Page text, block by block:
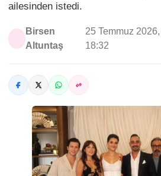
ailesinden istedi.
Birsen
Altuntaş
25 Temmuz
18:32